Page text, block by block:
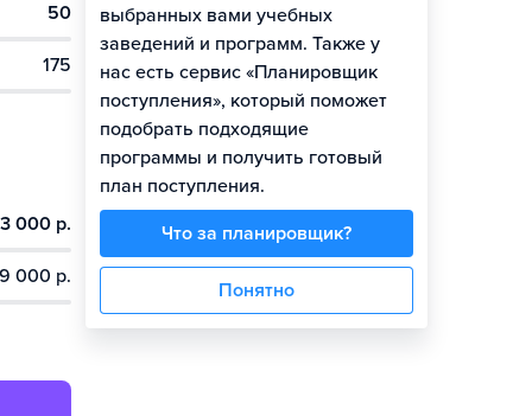
50
175
000 р.
000 р.
выбранных вами учебных
заведений и программ. Также у
нас есть сервис «Планировщик
поступления», который поможет
подобрать подходящие
программы и получить готовый
план поступления.
Что за планировщик?
Понятно
Гайд по поступлению